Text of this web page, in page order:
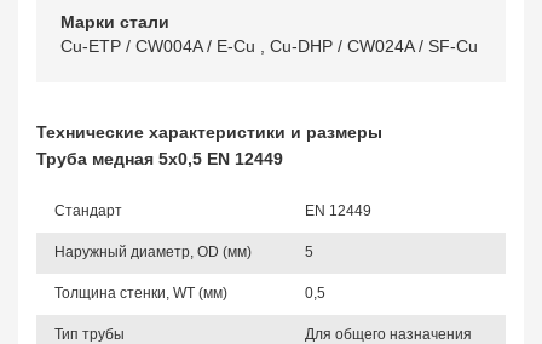
Марки стали
Cu-ETP / CW004A / E-Cu
Cu-DHP / CW024A / SF-Cu
Технические характеристики и размеры
Труба медная 5х0,5 EN 12449
Стандарт EN 12449
Наружный диаметр, OD (мм) 5
Толщина стенки, WT (мм) 0,5
Тип трубы Для общего назначения